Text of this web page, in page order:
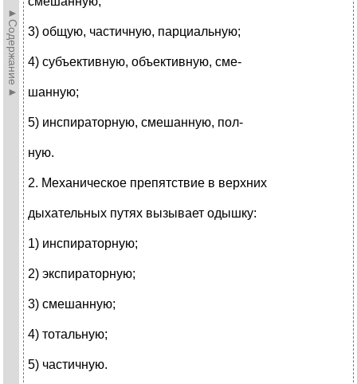
►Содержание► 3) общую, частичную, парциальную;
4) субъективную, объективную, сме-
шанную;
5) инспираторную, смешанную, пол-
ную.
2. Механическое препятствие в верхних
дыхательных путях вызывает одышку:
1) инспираторную;
2) экспираторную;
3) смешанную;
4) тотальную;
5) частичную.